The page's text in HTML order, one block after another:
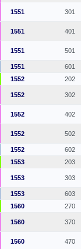
1551 301
1551 401
1551 501
1551 601
1552
202
1552 302
1552 402
1552 502
1552 602
1553
203
1553 303
1553 603
1560
270
1560 370
1560 470